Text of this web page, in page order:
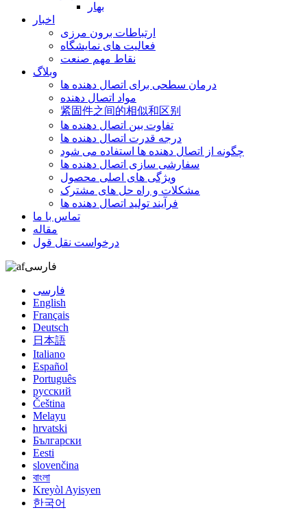
بهار
اخبار
ارتباطات برون مرزی
فعالیت های نمایشگاه
نقاط مهم صنعت
وبلاگ
درمان سطحی برای اتصال دهنده ها
مواد اتصال دهنده
紧固件之间的相似和区别
تفاوت بین اتصال دهنده ها
درجه قدرت اتصال دهنده ها
چگونه از اتصال دهنده ها استفاده می شود
سفارشی سازی اتصال دهنده ها
ویژگی های اصلی محصول
مشکلات و راه حل های مشترک
فرآیند تولید اتصال دهنده ها
تماس با ما
مقاله
درخواست نقل قول
فارسی
فارسی
English
Français
Deutsch
日本語
Italiano
Español
Português
русский
Čeština
Melayu
hrvatski
Български
Eesti
slovenčina
বাংলা
Kreyòl Ayisyen
한국어